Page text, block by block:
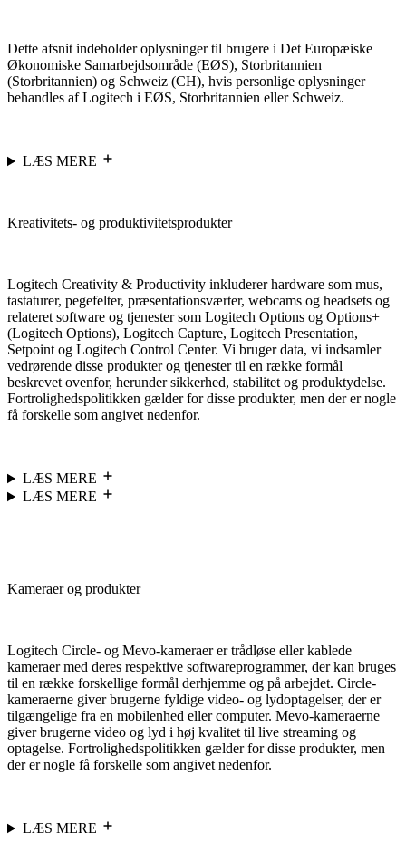
Dette afsnit indeholder oplysninger til brugere i Det Europæiske
Økonomiske Samarbejdsområde (EØS), Storbritannien
(Storbritannien) og Schweiz (CH), hvis personlige oplysninger
behandles af Logitech i EØS, Storbritannien eller Schweiz.
LÆS MERE
Kreativitets- og produktivitetsprodukter
Logitech Creativity & Productivity inkluderer hardware som mus,
tastaturer, pegefelter, præsentationsværter, webcams og headsets og
relateret software og tjenester som Logitech Options og Options+
(Logitech Options), Logitech Capture, Logitech Presentation,
Setpoint og Logitech Control Center. Vi bruger data, vi indsamler
vedrørende disse produkter og tjenester til en række formål
beskrevet ovenfor, herunder sikkerhed, stabilitet og produktydelse.
Fortrolighedspolitikken gælder for disse produkter, men der er nogle
få forskelle som angivet nedenfor.
LÆS MERE
LÆS MERE
Kameraer og produkter
Logitech Circle- og Mevo-kameraer er trådløse eller kablede
kameraer med deres respektive softwareprogrammer, der kan bruges
til en række forskellige formål derhjemme og på arbejdet. Circle-
kameraerne giver brugerne fyldige video- og lydoptagelser, der er
tilgængelige fra en mobilenhed eller computer. Mevo-kameraerne
giver brugerne video og lyd i høj kvalitet til live streaming og
optagelse. Fortrolighedspolitikken gælder for disse produkter, men
der er nogle få forskelle som angivet nedenfor.
LÆS MERE